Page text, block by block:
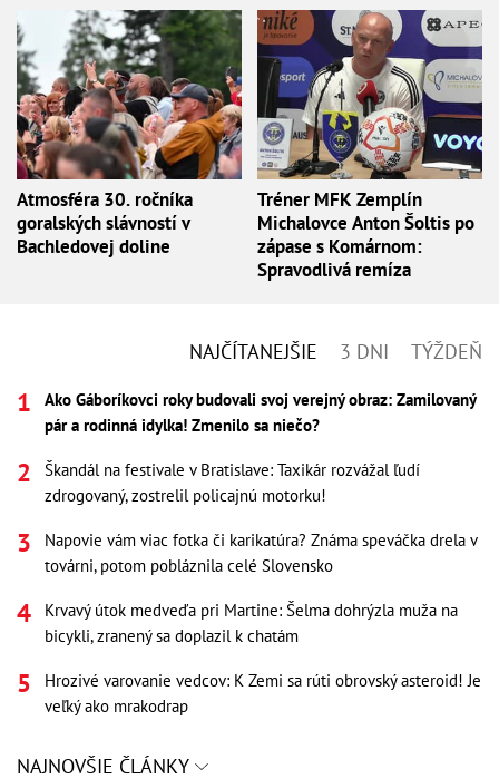
Atmosféra 30. ročníka
goralských slávností v
Bachledovej doline
Tréner MFK Zemplín
Michalovce Anton Šoltis po
zápase s Komárnom:
Spravodlivá remíza
NAJČÍTANEJŠIE 3 DNI TÝŽDEŇ
Ako Gáboríkovci roky budovali svoj verejný obraz: Zamilovaný
pár a rodinná idylka! Zmenilo sa niečo?
Škandál na festivale v Bratislave: Taxikár rozvážal ľudí
zdrogovaný, zostrelil policajnú motorku!
Napovie vám viac fotka či karikatúra? Známa speváčka drela v
továrni, potom pobláznila celé Slovensko
Krvavý útok medveďa pri Martine: Šelma dohrýzla muža na
bicykli, zranený sa doplazil k chatám
Hrozivé varovanie vedcov: K Zemi sa rúti obrovský asteroid! Je
veľký ako mrakodrap
NAJNOVŠIE ČLÁNKY